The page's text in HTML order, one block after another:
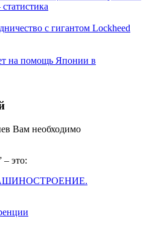
с гигантом Lockheed
на помощь Японии в
Вам необходимо
это: